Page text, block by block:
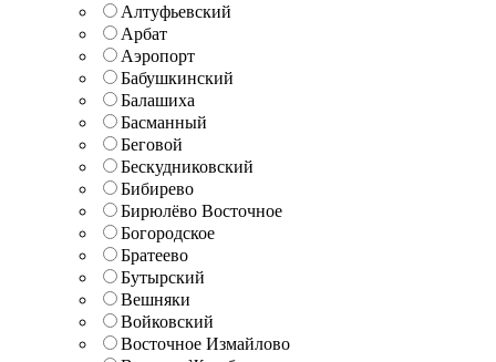
Алтуфьевский
Арбат
Аэропорт
Бабушкинский
Балашиха
Басманный
Беговой
Бескудниковский
Бибирево
Бирюлёво Восточное
Богородское
Братеево
Бутырский
Вешняки
Войковский
Восточное Измайлово